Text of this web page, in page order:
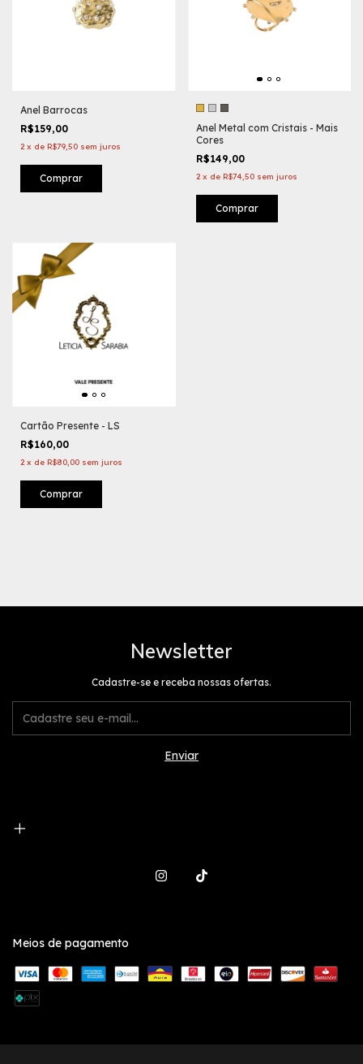
Anel Barrocas
R$159,00
2 x de R$79,50 sem juros
Anel Metal com Cristais - Mais
Cores
R$149,00
2 x de R$74,50 sem juros
Comprar
Cartão Presente - LS
R$160,00
2 x de R$80,00 sem juros
Comprar
Newsletter
Cadastre-se e receba nossas ofertas.
Meios de pagamento